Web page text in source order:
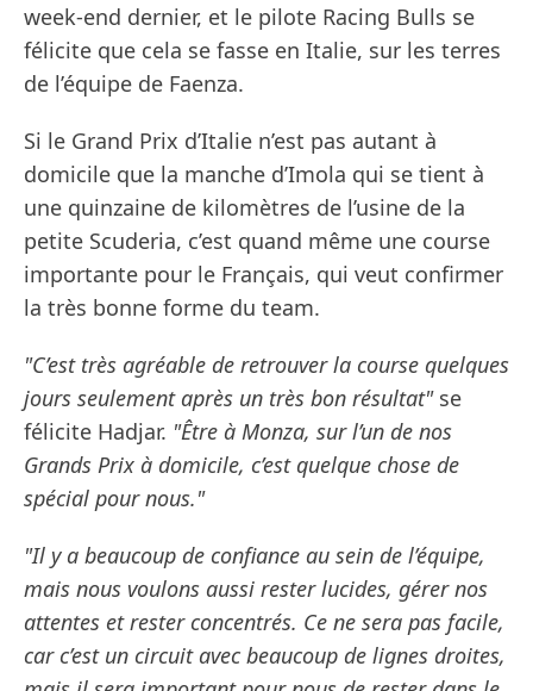
week-end dernier, et le pilote Racing Bulls se
félicite que cela se fasse en Italie, sur les terres
de l’équipe de Faenza.
Si le Grand Prix d’Italie n’est pas autant à
domicile que la manche d’Imola qui se tient à
une quinzaine de kilomètres de l’usine de la
petite Scuderia, c’est quand même une course
importante pour le Français, qui veut confirmer
la très bonne forme du team.
"C’est très agréable de retrouver la course quelques
jours seulement après un très bon résultat"se
félicite Hadjar. "Être à Monza, sur l’un de nos
Grands Prix à domicile, c’est quelque chose de
spécial pour nous."
"Il y a beaucoup de confiance au sein de l’équipe,
mais nous voulons aussi rester lucides, gérer nos
attentes et rester concentrés. Ce ne sera pas facile,
car c’est un circuit avec beaucoup de lignes droites,